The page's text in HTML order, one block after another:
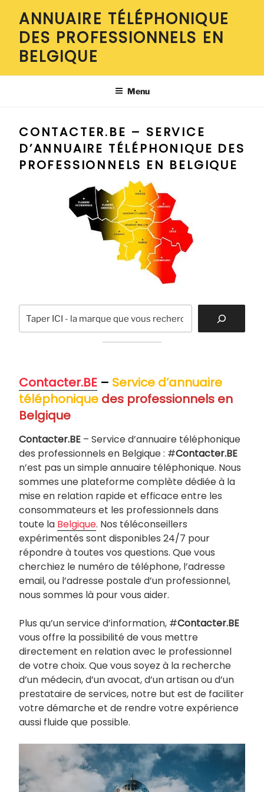
contenu
principal
ANNUAIRE TÉLÉPHONIQUE
DES PROFESSIONNELS EN
BELGIQUE
Menu
CONTACTER.BE – SERVICE
D’ANNUAIRE TÉLÉPHONIQUE DES
PROFESSIONNELS EN BELGIQUE
Contacter.BE – Service d’annuaire
téléphonique des professionnels en
Belgique
Contacter.BE – Service d’annuaire téléphonique
des professionnels en Belgique : #Contacter.BE
n’est pas un simple annuaire téléphonique. Nous
sommes une plateforme complète dédiée à la
mise en relation rapide et efficace entre les
consommateurs et les professionnels dans
toute la Belgique. Nos téléconseillers
expérimentés sont disponibles 24/7 pour
répondre à toutes vos questions. Que vous
cherchiez le numéro de téléphone, l’adresse
email, ou l’adresse postale d’un professionnel,
nous sommes là pour vous aider.
Plus qu’un service d’information, #Contacter.BE
vous offre la possibilité de vous mettre
directement en relation avec le professionnel
de votre choix. Que vous soyez à la recherche
d’un médecin, d’un avocat, d’un artisan ou d’un
prestataire de services, notre but est de faciliter
votre démarche et de rendre votre expérience
aussi fluide que possible.